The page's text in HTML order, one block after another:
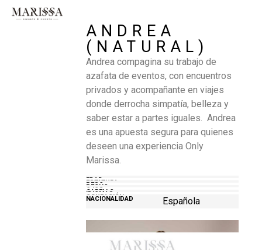
ANDREA
(NATURAL)
Andrea compagina su trabajo de
azafata de eventos, con encuentros
privados y acompañante en viajes
donde derrocha simpatía, belleza y
saber estar a partes iguales. Andrea
es una apuesta segura para quienes
deseen una experiencia Only
Marissa.
EDAD
ESTATURA
PESO
PECHO
OJOS
CABELLO
IDIOMAS Castellano
OCUPACIÓN Empresaria
NACIONALIDAD Española